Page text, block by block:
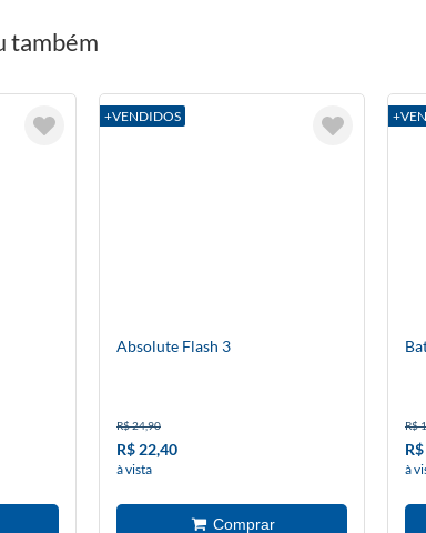
também
+VENDIDOS
Absolute Flash 3
R$ 24,90
R$ 22,40
à vista
R$
à